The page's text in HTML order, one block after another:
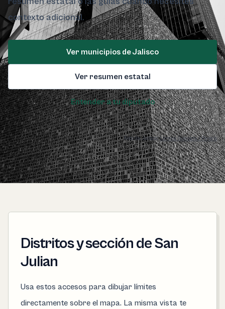
contexto adicional.
Ver municipios de Jalisco
Ver resumen estatal
Entender a tu diputado
Foto de Jalisco:Lornna Guevara / Pexels
Distritos y sección de San
Julian
Usa estos accesos para dibujar límites
directamente sobre el mapa. La misma vista te